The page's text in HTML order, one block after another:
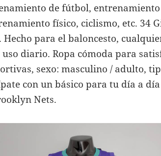
de fútbol,
físico, ciclismo, etc. 34
para el baloncesto,
diario. Ropa cómoda para
sexo: masculino / adulto,
con un básico para tu día a
Nets.